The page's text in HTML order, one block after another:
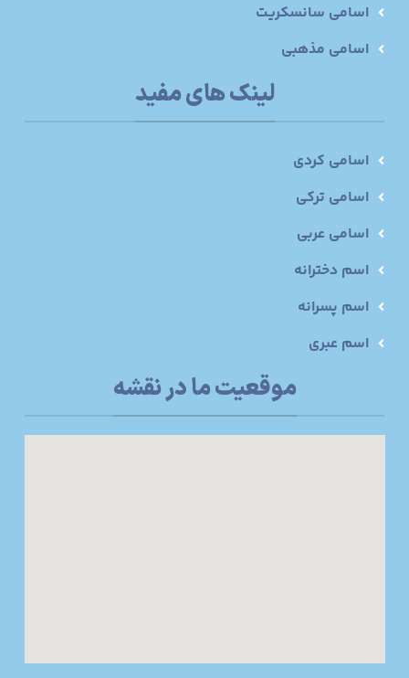
اسامی سانسکریت
اسامی مذهبی
لینک های مفید
اسامی کردی
اسامی ترکی
اسامی عربی
اسم دخترانه
اسم پسرانه
اسم عبری
موقعیت ما در نقشه